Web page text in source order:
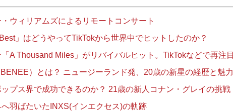
ウィリアムズによるリモートコンサート
」はどうやってTikTokから世界中でヒットしたのか？
A Thousand Miles」がリバイバルヒット。TikTokなどで再注目
）とは？ ニュージーランド発、20歳の新星の経歴と魅力
プス界で成功できるのか？ 21歳の新人コナン・グレイの挑戦
羽ばたいたINXS(インエクセス)の軌跡